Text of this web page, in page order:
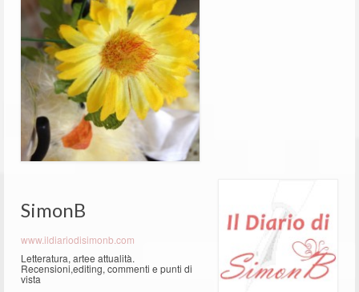
SimonB
www.ildiariodisimonb.com
Letteratura, artee attualità.
Recensioni,editing, commenti e punti di
vista